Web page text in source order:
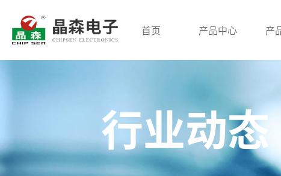
首页 产品中心 产
脉冲变压器
三相变压器
针式电源变压器
音频变压器
共模电感
差模电感
PFC大电流电
行业动态